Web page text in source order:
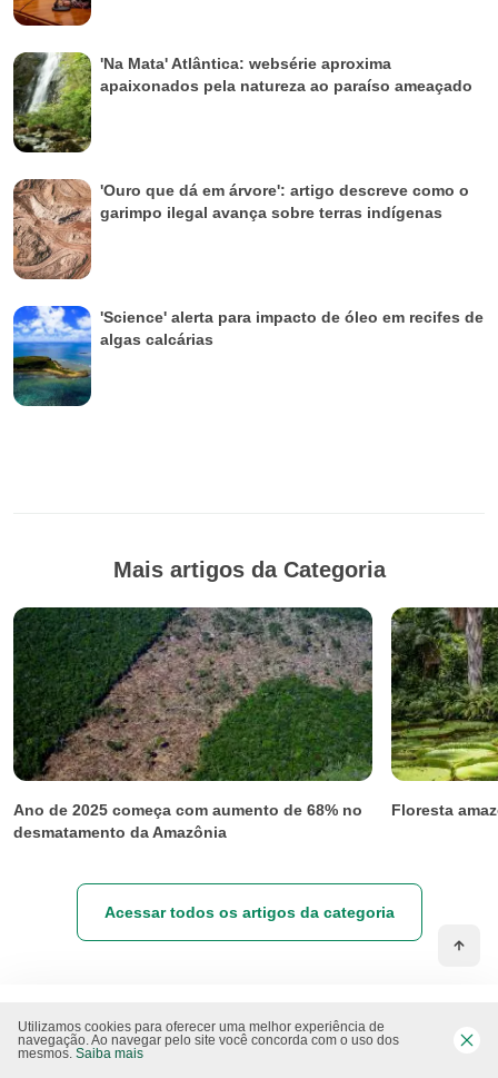
'Na Mata' Atlântica: websérie aproxima
apaixonados pela natureza ao paraíso ameaçado
'Ouro que dá em árvore': artigo descreve como o
garimpo ilegal avança sobre terras indígenas
'Science' alerta para impacto de óleo em recifes de
algas calcárias
Mais artigos da Categoria
Ano de 2025 começa com aumento de 68% no
desmatamento da Amazônia
Floresta
Acessar todos os artigos da categoria
Mais matérias que você pode curtir
Utilizamos cookies para oferecer uma melhor experiência de
navegação. Ao navegar pelo site você concorda com o uso dos
mesmos. Saiba mais